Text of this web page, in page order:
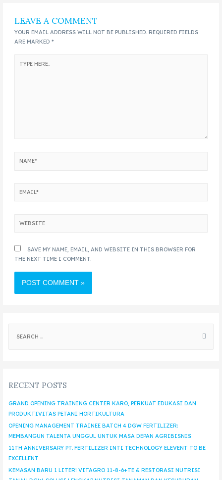
LEAVE A COMMENT
YOUR EMAIL ADDRESS WILL NOT BE PUBLISHED. REQUIRED FIELDS
ARE MARKED*
SAVE MY NAME, EMAIL, AND WEBSITE IN THIS BROWSER FOR
THE NEXT TIME I COMMENT.
RECENT POSTS
GRAND OPENING TRAINING CENTER KARO, PERKUAT EDUKASI DAN
PRODUKTIVITAS PETANI HORTIKULTURA
OPENING MANAGEMENT TRAINEE BATCH 4 DGW FERTILIZER:
MEMBANGUN TALENTA UNGGUL UNTUK MASA DEPAN AGRIBISNIS
11TH ANNIVERSARY PT. FERTILIZER INTI TECHNOLOGY ELEVENT TO BE
EXCELLENT
KEMASAN BARU 1 LITER! VITAGRO 11-8-6+TE & RESTORASI NUTRISI